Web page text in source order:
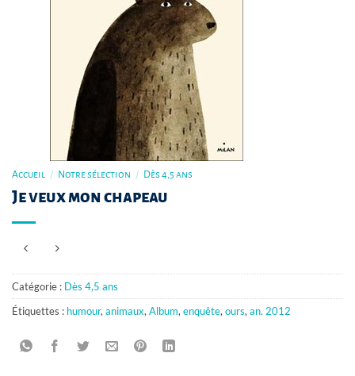
Accueil / Notre sélection / Dès 4,5 ans
Je veux mon chapeau
Catégorie : Dès 4,5 ans
Étiquettes : humour,animaux,Album,enquête,ours,an. 2012